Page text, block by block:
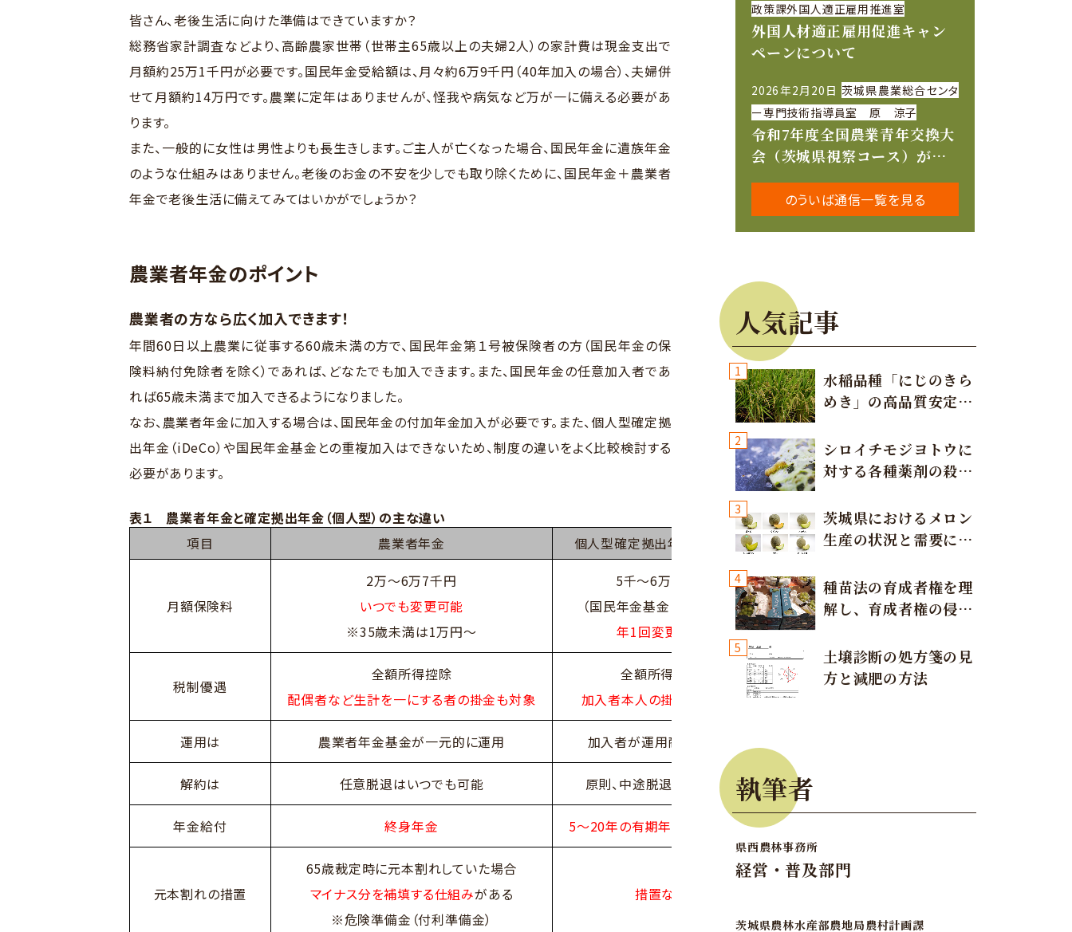
皆さん、老後生活に向けた準備はできていますか？
総務省家計調査などより、高齢農家世帯（世帯主65歳以上の夫婦2人）の家計費は現金支出で
月額約25万1千円が必要です。国民年金受給額は、月々約6万9千円（40年加入の場合）、夫婦併
せて月額約14万円です。農業に定年はありませんが、怪我や病気など万が一に備える必要があ
ります。
また、一般的に女性は男性よりも長生きします。ご主人が亡くなった場合、国民年金に遺族年金
のような仕組みはありません。老後のお金の不安を少しでも取り除くために、国民年金＋農業者
年金で老後生活に備えてみてはいかがでしょうか？
農業者年金のポイント
農業者の方なら広く加入できます！
年間60日以上農業に従事する60歳未満の方で、国民年金第１号被保険者の方（国民年金の保
険料納付免除者を除く）であれば、どなたでも加入できます。また、国民年金の任意加入者であ
れば65歳未満まで加入できるようになりました。
なお、農業者年金に加入する場合は、国民年金の付加年金加入が必要です。また、個人型確定拠
出年金（iDeCo）や国民年金基金との重複加入はできないため、制度の違いをよく比較検討する
必要があります。
表１ 農業者年金と確定拠出年金（個人型）の主な違い
項目
農業者年金 個人型確定拠出年金（iDeCo）
月額保険料
2万～6万7千円
いつでも変更可能
※35歳未満は1万円～
5千～6万8千円
（国民年金基金と合算して）
年1回変更可能
税制優遇
全額所得控除
配偶者など生計を一にする者の掛金も対象
全額所得控除
加入者本人の掛金のみ対象
運用は 農業者年金基金が一元的に運用 加入者が運用商品を選択
解約は 任意脱退はいつでも可能 原則、中途脱退はできない
年金給付 終身年金 5～20年の有期年金 （一部終身）
元本割れの措置
65歳裁定時に元本割れしていた場合
マイナス分を補填する仕組みがある
※危険準備金（付利準備金）
措置なし
政策課外国人適正雇用推進室
外国人材適正雇用促進キャン
ペーンについて
2026年2月20日 茨城県農業総合センタ
ー専門技術指導員室 原 涼子
令和7年度全国農業青年交換大
会（茨城県視察コース）が開
のういば通信一覧を見る
人気記事
1
水稲品種「にじのきら
めき」の高品質安定多
2
シロイチモジヨトウに
対する各種薬剤の殺虫
3
茨城県におけるメロン
生産の状況と需要に応
4
種苗法の育成者権を理
解し、育成者権の侵害
意しましょう！
5
土壌診断の処方箋の見
方と減肥の方法
執筆者
県西農林事務所
経営・普及部門
茨城県農林水産部農地局農村計画課